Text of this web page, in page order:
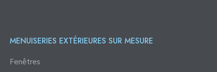
MENUISERIES EXTÉRIEURES SUR MESURE
Fenêtres